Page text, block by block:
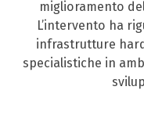
miglioramento
L’intervento ha
infrastrutture
specialistiche in